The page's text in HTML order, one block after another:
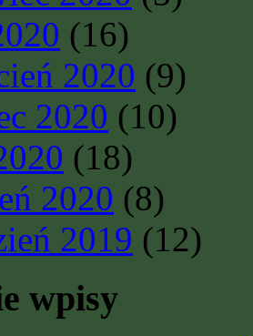
(16)
2020 (9)
2020 (10)
(18)
2020 (8)
2019 (12)
wpisy